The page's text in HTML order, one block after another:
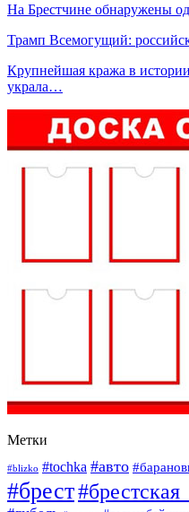
На Брестчине обнаружены
Трамп Всемогущий:
Крупнейшая кража в
украла…
Метки
#blizko #tochka #авто
#брест